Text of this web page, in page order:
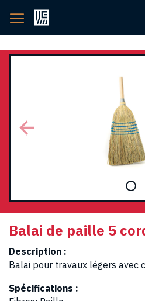
Retourner
à
Balai de paille 5
Description :
Balai pour travaux légers avec
Spécifications :